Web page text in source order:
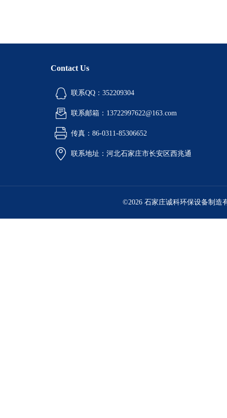
Contact Us
联系QQ：352209304
联系邮箱：13722997622@163.com
传真：86-0311-85306652
联系地址：河北石家庄市长安区西兆通
©2026 石家庄诚科环保设备制造